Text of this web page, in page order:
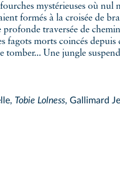
mystérieuses où nul
formés à la croisée de
profonde traversée de
fagots morts coincés depuis
tomber... Une jungle
Tobie Lolness, Gallimard